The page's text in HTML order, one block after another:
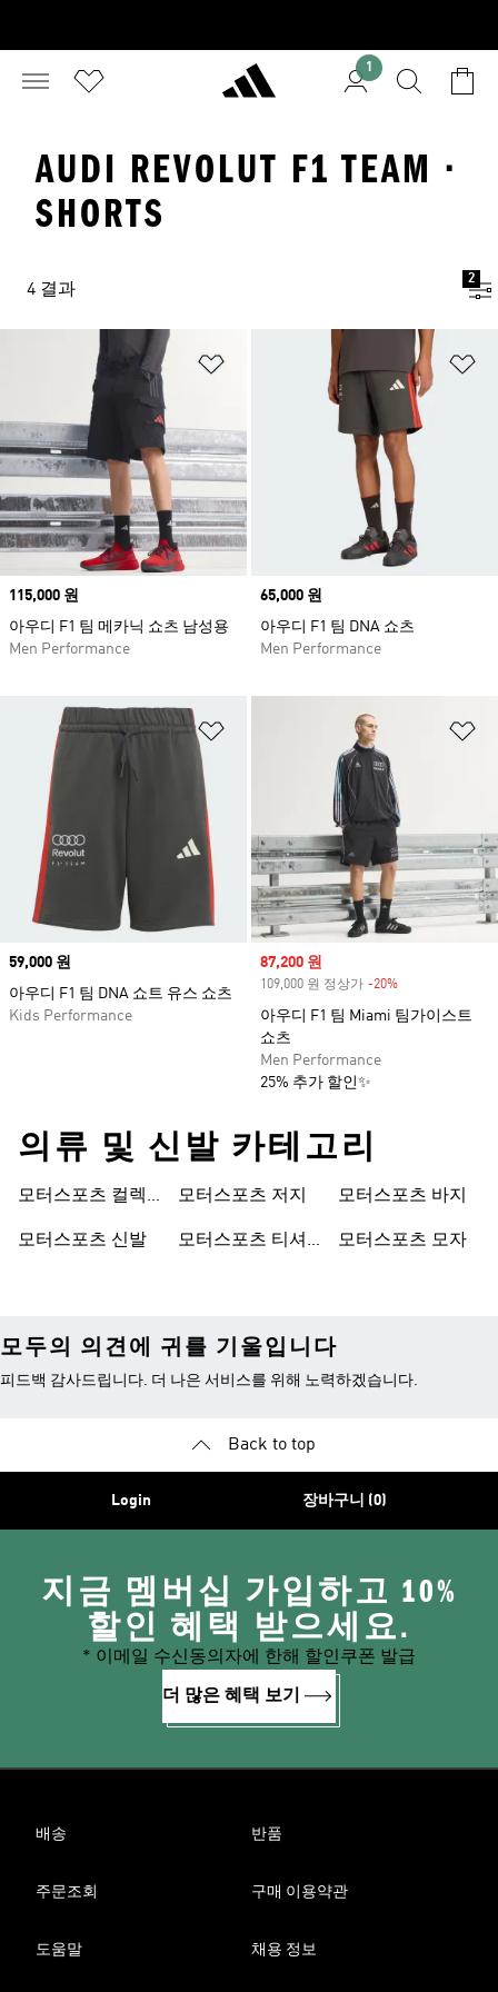
1
AUDI REVOLUT F1 TEAM ·
SHORTS
4 결과
2
위시리스트 담기
Price
115,000 원
아우디 F1 팀 메카닉 쇼츠 남성용
Men Performance
Price
65,000 원
아우디 F1 팀 DNA 쇼츠
Men Performance
위시리스트 담기
Price
59,000 원
아우디 F1 팀 DNA 쇼트 유스 쇼츠
Kids Performance
Sale price
87,200 원
109,000 원 정상가 -20%
아우디 F1 팀 Miami 팀가이스트
쇼츠
Men Performance
25% 추가 할인✨
의류 및 신발 카테고리
모터스포츠 컬렉
모터스포츠 신발
모터스포츠 저지
모터스포츠 티셔
모터스포츠 바지
모터스포츠 모자
모두의 의견에 귀를 기울입니다
피드백 감사드립니다. 더 나은 서비스를 위해 노력하겠습니다.
Back to top
Login 장바구니 (0)
지금 멤버십 가입하고 10%
할인 혜택 받으세요.
* 이메일 수신동의자에 한해 할인쿠폰 발급
더 많은 혜택 보기
배송 반품
주문조회 구매 이용약관
도움말 채용 정보